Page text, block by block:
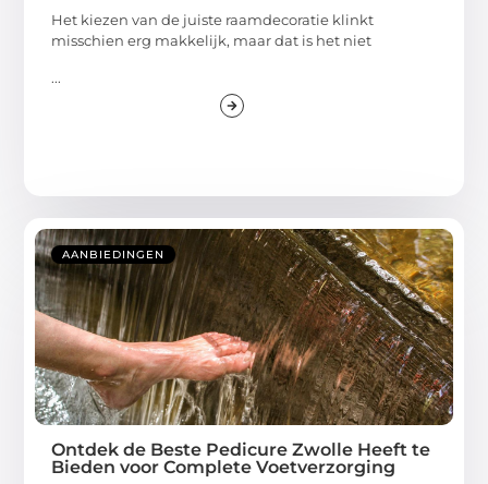
Het kiezen van de juiste raamdecoratie klinkt
misschien erg makkelijk, maar dat is het niet
...
AANBIEDINGEN
Ontdek de Beste Pedicure Zwolle Heeft te
Bieden voor Complete Voetverzorging